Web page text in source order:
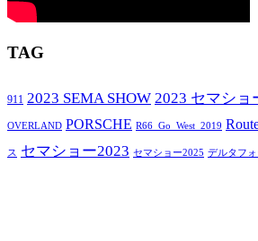
TAG
911 2023 SEMA SHOW 2023 セマショ
OVERLAND PORSCHE R66_Go_West_2019
ス セマショー2023 セマショー2025 デルタフォ